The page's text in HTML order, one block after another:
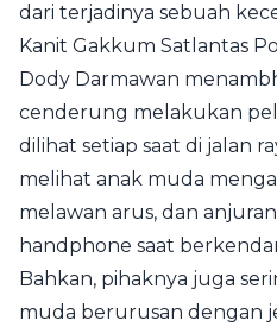
dari terjadinya sebuah
Kanit Gakkum Satlantas
Dody Darmawan
cenderung melakukan
dilihat setiap saat di jalan
melihat anak muda
melawan arus, dan
handphone saat
Bahkan, pihaknya juga
muda berurusan dengan